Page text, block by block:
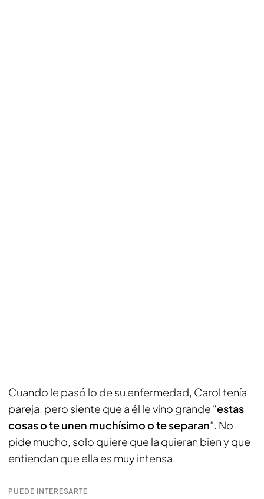
Cuando le pasó lo de su enfermedad, Carol tenía
pareja, pero siente que a él le vino grande “estas
cosas o te unen muchísimo o te separan”. No
pide mucho, solo quiere que la quieran bien y que
entiendan que ella es muy intensa.
PUEDE INTERESARTE